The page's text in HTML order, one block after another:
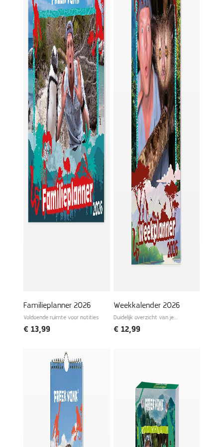
allermooiste foto’s van Freek! Er is ruimte voor
34 vrienden en vriendinnen. Dit wordt later jouw
boekje vol herinneringen!
Het boek is gedrukt op FSC-papier, de
grondstof voor het papier zijn afkomstig uit
verantwoord beheerde bossen wereldwijd.
Bestel nu en ga mee op avontuur!
Laterrr, Freek
Familieplanner 2026
Voldoende ruimte voor notities
€ 13,99
Weekkalender 2026
Duidelijk overzicht van je
€12,99